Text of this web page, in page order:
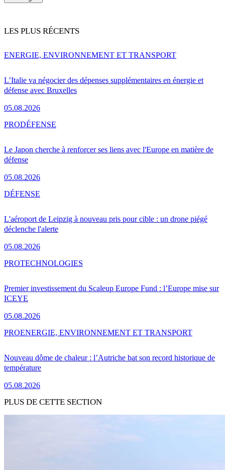
LES PLUS RÉCENTS
L’Italie va négocier des dépenses supplémentaires en énergie et
défense avec Bruxelles
05.08.2026
ENERGIE, ENVIRONNEMENT ET TRANSPORT
Le Japon cherche à renforcer ses liens avec l'Europe en matière de
défense
05.08.2026
PRODÉFENSE
L'aéroport de Leipzig à nouveau pris pour cible : un drone piégé
déclenche l'alerte
05.08.2026
DÉFENSE
Premier investissement du Scaleup Europe Fund : l’Europe mise sur
ICEYE
05.08.2026
PROTECHNOLOGIES
Nouveau dôme de chaleur : l’Autriche bat son record historique de
température
05.08.2026
PROENERGIE, ENVIRONNEMENT ET TRANSPORT
PLUS DE CETTE SECTION